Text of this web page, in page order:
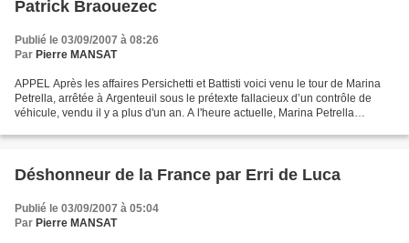
Patrick Braouezec
Publié le 03/09/2007 à 08:26
Par Pierre MANSAT
APPEL Après les affaires Persichetti et Battisti voici venu le tour de Marina
Petrella, arrêtée à Argenteuil sous le prétexte fallacieux d’un contrôle de
véhicule, vendu il y a plus d'un an. A l'heure actuelle, Marina Petrella
Déshonneur de la France par Erri de Luca
Publié le 03/09/2007 à 05:04
Par Pierre MANSAT